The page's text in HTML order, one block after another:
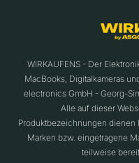
WIRKAUFENS - Der
MacBooks, Digitalkameras
electronics GmbH - Georg-
Alle auf dieser
Produktbezeichnungen
Marken bzw. eingetragene
teilweise